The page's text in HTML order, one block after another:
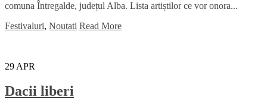
comuna Întregalde, județul Alba. Lista artiștilor ce vor onora...
Festivaluri, Noutati Read More
29 APR
Dacii liberi